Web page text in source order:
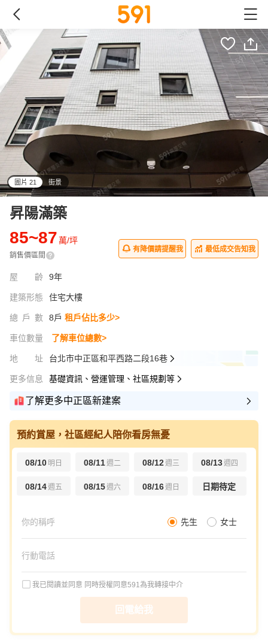
圖片 21 街景
昇陽滿築
85~87萬/坪
銷售價區間
有降價請提醒我 最低成交告知我
屋齡 9年
建築形態 住宅大樓
總戶數 8戶 租戶佔比多少>
車位數量 了解車位總數>
地址 台北市中正區和平西路二段16巷
更多信息 基礎資訊、營運管理、社區規劃等
了解更多中正區新建案
預約賞屋，社區經紀人陪你看房無憂
08/10 明日 08/11週二 08/12週三 08/13週四
08/14週五 08/15週六 08/16週日 日期待定
先生 女士
我已閱讀並同意 同時授權同意591為我轉接中介
回電給我